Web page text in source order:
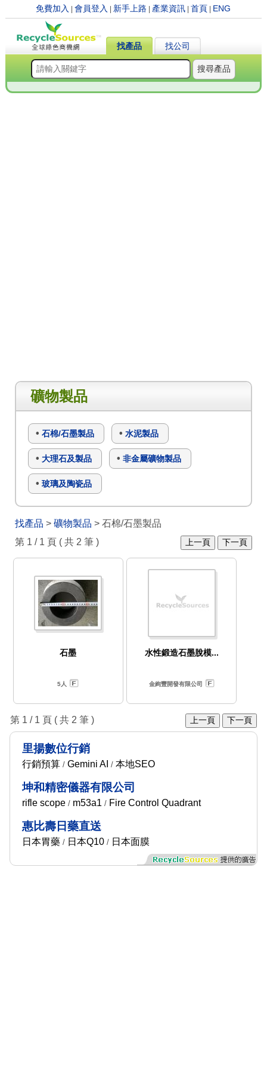
免費加入 |會員登入 新手上路 產業資訊 |首頁 ENG
找產品 找公司
搜尋產品
礦物製品
石棉/石墨製品 水泥製品
大理石及製品 非金屬礦物製品
玻璃及陶瓷品
找產品 > 礦物製品 > 石棉/石墨製品
第 1 / 1 頁 ( 共 2 筆 )
上一頁 下一頁
石墨
5人
水性鍛造石墨脫模...
金絢豐開發有限公司
第 1 / 1 頁 ( 共 2 筆 ) 上一頁 下一頁
里揚數位行銷
行銷預算/ Gemini AI / 本地SEO
坤和精密儀器有限公司
rifle scope/ m53a1/ Fire Control Quadrant
惠比壽日藥直送
日本胃藥/ 日本Q10/ 日本面膜